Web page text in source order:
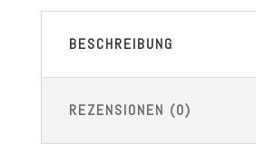
BESCHREIBUNG
REZENSIONEN (0)